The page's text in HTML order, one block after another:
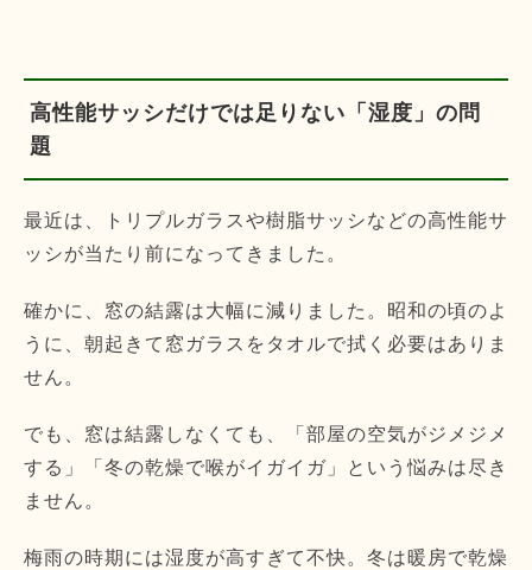
高性能サッシだけでは足りない「湿度」の問
題
最近は、トリプルガラスや樹脂サッシなどの高性能サ
ッシが当たり前になってきました。
確かに、窓の結露は大幅に減りました。昭和の頃のよ
うに、朝起きて窓ガラスをタオルで拭く必要はありま
せん。
でも、窓は結露しなくても、「部屋の空気がジメジメ
する」「冬の乾燥で喉がイガイガ」という悩みは尽き
ません。
梅雨の時期には湿度が高すぎて不快。冬は暖房で乾燥